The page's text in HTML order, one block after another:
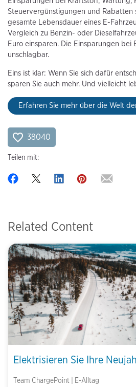
Steuervergünstigungen und Rabatten
gesamte Lebensdauer eines E-
Vergleich zu Benzin- oder
Euro einsparen. Die Einsparungen bei
unschlagbar.
Eins ist klar: Wenn Sie sich dafür
sparen Sie auch mehr. Und vielleicht
Erfahren Sie mehr über die Welt
38040
Teilen mit:
Related Content
Elektrisieren Sie Ihre
Team ChargePoint | E-Alltag